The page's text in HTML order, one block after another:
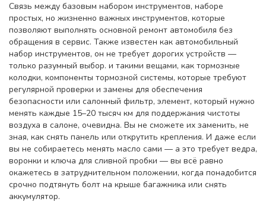
Связь между базовым набором инструментов, наборе
простых, но жизненно важных инструментов, которые
позволяют выполнять основной ремонт автомобиля без
обращения в сервис. Также известен как автомобильный
набор инструментов, он не требует дорогих устройств —
только разумный выбор. и такими вещами, как тормозные
колодки, компоненты тормозной системы, которые требуют
регулярной проверки и замены для обеспечения
безопасности или салонный фильтр, элемент, который нужно
менять каждые 15–20 тысяч км для поддержания чистоты
воздуха в салоне, очевидна. Вы не сможете их заменить, не
зная, как снять панель или открутить крепления. И даже если
вы не собираетесь менять масло сами — а это требует ведра,
воронки и ключа для сливной пробки — вы всё равно
окажетесь в затруднительном положении, когда понадобится
срочно подтянуть болт на крыше багажника или снять
аккумулятор.